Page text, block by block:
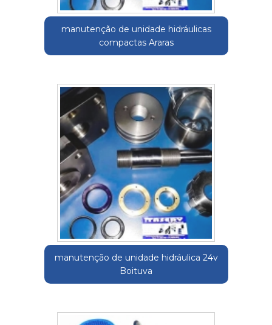
manutenção de unidade hidráulicas
compactas Araras
manutenção de unidade hidráulica 24v
Boituva